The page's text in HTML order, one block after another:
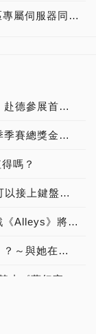
《幻塔》宣布將於 8 月 11 日全球各地區專屬伺服器同步跨平台上市，超狂好康！玩遊戲贊助電費 療癒系歌手鄧福如漫博美聲獻唱
SNSplus好玩家旗下手遊「雲州大儒俠」赴德參展首度亮相
正統MOBA鉅作《獵神》席捲來台，春季季賽總獎金冠軍獨拿新台幣1000萬!!!
嗎？
GameSir X1 BattleDock讓你的手機也可以接上鍵盤滑鼠「吃雞」
一人製作、精美畫風，台製獨立解謎遊戲《Alleys》將於5月17日正式上市
《戰鬥女子學園》繁中版「萬聖節驚魂！？～與她在魔界的搗蛋派對～」搞怪登場